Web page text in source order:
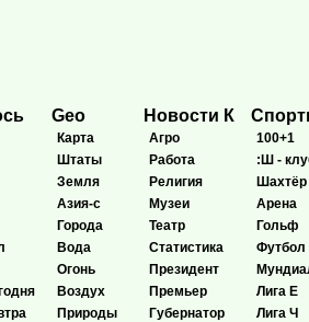
Geo
Карта
Штаты
Земля
Азия-с
Города
Вода
Огонь
Воздух
Природы
Новости К
Агро
Работа
Религия
Музеи
Театр
Статистика
Президент
Премьер
Губернатор
100+1
:Ш -
Шахтёр
Арена
Гольф
Футбол
Лига Е
Лига Ч